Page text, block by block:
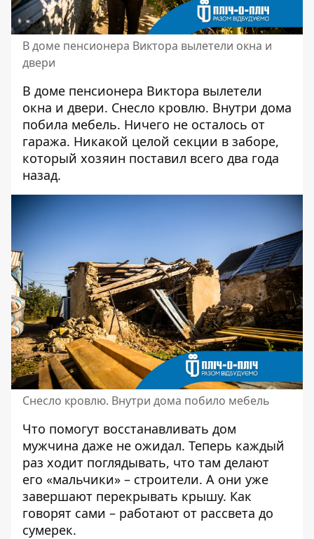
В доме пенсионера Виктора вылетели окна и
двери
В доме пенсионера Виктора вылетели
окна и двери. Снесло кровлю. Внутри дома
побила мебель. Ничего не осталось от
гаража. Никакой целой секции в заборе,
который хозяин поставил всего два года
назад.
Снесло кровлю. Внутри дома побило мебель
Что помогут восстанавливать дом
мужчина даже не ожидал. Теперь каждый
раз ходит поглядывать, что там делают
его «мальчики» – строители. А они уже
завершают перекрывать крышу. Как
говорят сами – работают от рассвета до
сумерек.